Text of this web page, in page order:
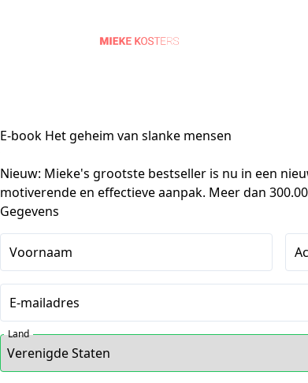
E-book Het geheim van slanke mensen
Nieuw: Mieke's grootste bestseller is nu in een
motiverende en effectieve aanpak. Meer dan
Gegevens
Voornaam
E-mailadres
Land